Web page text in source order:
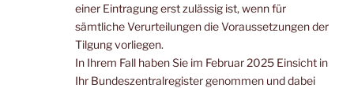
einer Eintragung erst zulässig ist, wenn für
sämtliche Verurteilungen die Voraussetzungen der
Tilgung vorliegen.
In Ihrem Fall haben Sie im Februar 2025 Einsicht in
Ihr Bundeszentralregister genommen und dabei